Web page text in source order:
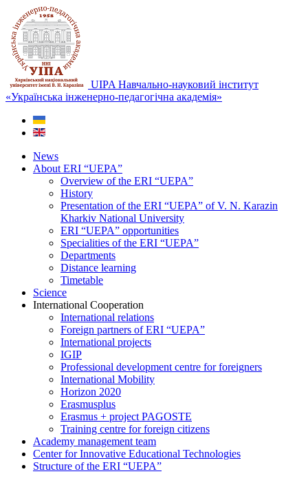
UIPA Навчально-науковий інститут
«Українська інженерно-педагогічна академія»
News
About ERI “UEPA”
Overview of the ERI “UEPA”
History
Presentation of the ERI “UEPA” of V. N. Karazin
Kharkiv National University
ERI “UEPA” opportunities
Specialities of the ERI “UEPA”
Departments
Distance learning
Timetable
Science
International Сooperation
International relations
Foreign partners of ERI “UEPA”
International projects
IGIP
Professional development centre for foreigners
International Mobility
Horizon 2020
Erasmusplus
Erasmus + project PAGOSTE
Training centre for foreign citizens
Academy management team
Center for Innovative Educational Technologies
Structure of the ERI “UEPA”